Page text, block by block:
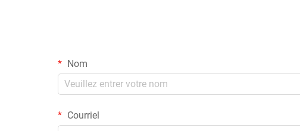
Nom
Courriel